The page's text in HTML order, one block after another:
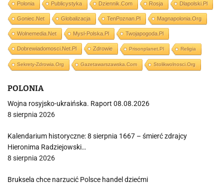
Polonia Publicystyka Dziennik.com Rosja Dlapolski.pl
Goniec.net Globalizacja TenPoznan.pl Magnapolonia.org
Wolnemedia.net Mysl-Polska.pl Twojapogoda.pl
Dobrewiadomosci.net.pl Zdrowie Prisonplanet.pl Religia
Sekrety-Zdrowia.org Gazetawarszawska.com Stolikwolnosci.org
POLONIA
Wojna rosyjsko-ukraińska. Raport 08.08.2026
8 sierpnia 2026
Kalendarium historyczne: 8 sierpnia 1667 – śmierć zdrajcy
Hieronima Radziejowski…
8 sierpnia 2026
Bruksela chce narzucić Polsce handel dziećmi